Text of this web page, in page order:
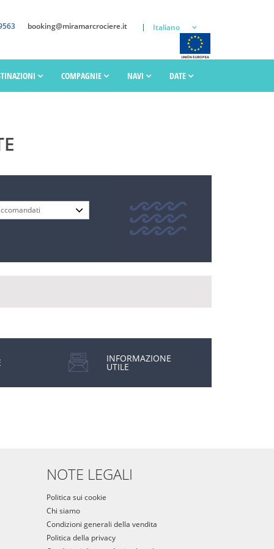
booking@miramarcrociere.it Italiano
COMPAGNIE NAVI DATE
INFORMAZIONE
UTILE
NOTE LEGALI
Politica sui cookie
Chi siamo
Condizioni generali della vendita
Politica della privacy